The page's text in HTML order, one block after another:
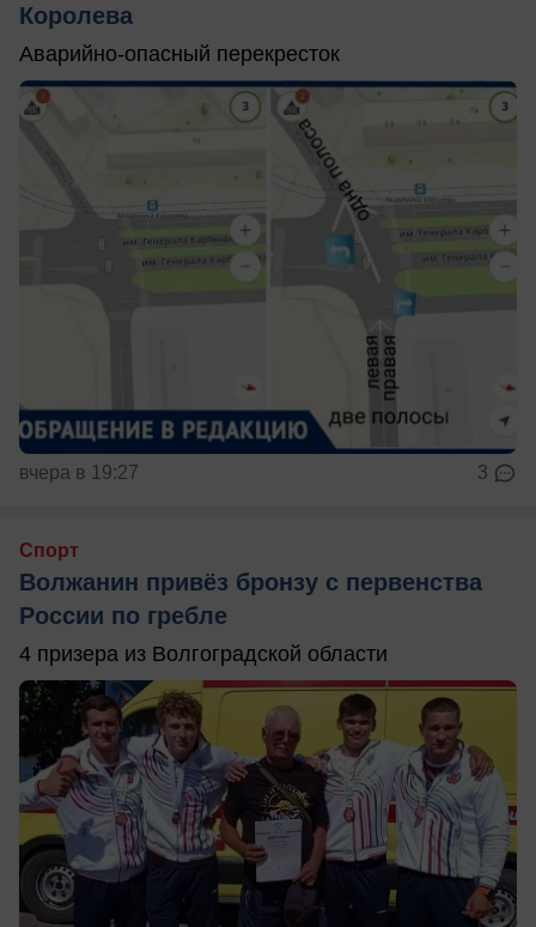
Королева
Аварийно-опасный перекресток
вчера в 19:27 3
Спорт
Волжанин привёз бронзу с первенства
России по гребле
4 призера из Волгоградской области